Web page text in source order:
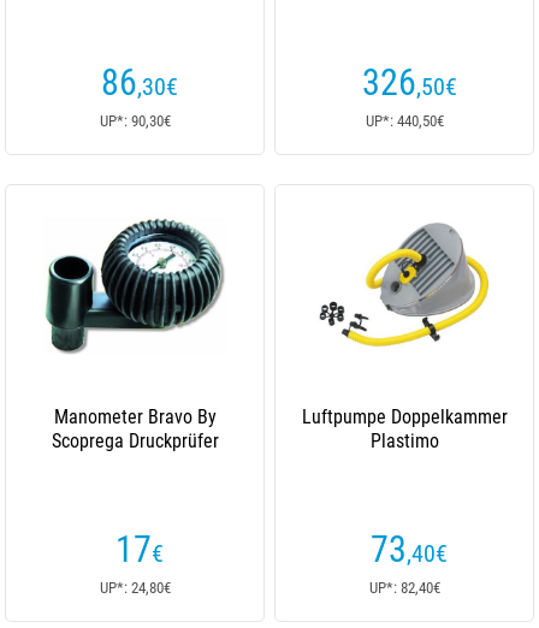
86,30€
UP*: 90,30€
326,50€
UP*: 440,50€
Manometer Bravo By
Scoprega Druckprüfer
17€
UP*: 24,80€
Luftpumpe Doppelkammer
Plastimo
73,40€
UP*: 82,40€